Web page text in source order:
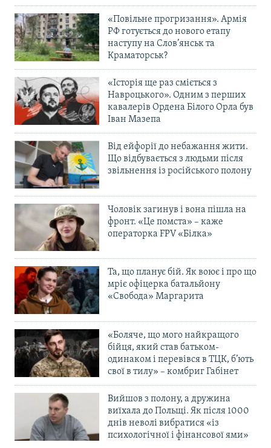
«Повільне прогризання». Армія
РФ готується до нового етапу
наступу на Слов’янськ та
Краматорськ?
«Історія ще раз сміється з
Навроцького». Одним з перших
кавалерів Ордена Білого Орла був
Іван Мазепа
Від ейфорії до небажання жити.
Що відбувається з людьми після
звільнення із російського полону
Чоловік загинув і вона пішла на
фронт. «Це помста» – каже
операторка FPV «Білка»
Та, що планує бій. Як воює і про що
мріє офіцерка батальйону
«Свобода» Маргарита
«Боляче, що мого найкращого
бійця, який став батьком-
одинаком і перевівся в ТЦК, б’ють
свої в тилу» – комбриг Габінет
Вийшов з полону, а дружина
виїхала до Польщі. Як після 1000
днів неволі вибратися «із
психологічної і фінансової ями»